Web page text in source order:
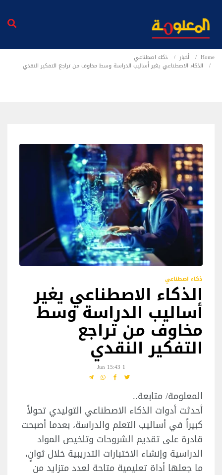
Home أخبار
ذكاء اصطناعي
الذكاء الاصطناعي يغير أساليب الدراسة وسط مخاوف من تراجع التفكير النقدي
ذكاء اصطناعي
الذكاء الاصطناعي يغير
أساليب الدراسة وسط
مخاوف من تراجع
التفكير النقدي
1 Jun 15:43
المعلومة/ متابعة..
أحدثت أدوات الذكاء الاصطناعي التوليدي تحولاً
كبيراً في أساليب التعلم والدراسة، بعدما أصبحت
قادرة على تقديم الشروحات وتلخيص المواد
الدراسية وإنشاء الاختبارات التدريبية خلال ثوانٍ،
ما جعلها أداة تعليمية متاحة لعدد متزايد من